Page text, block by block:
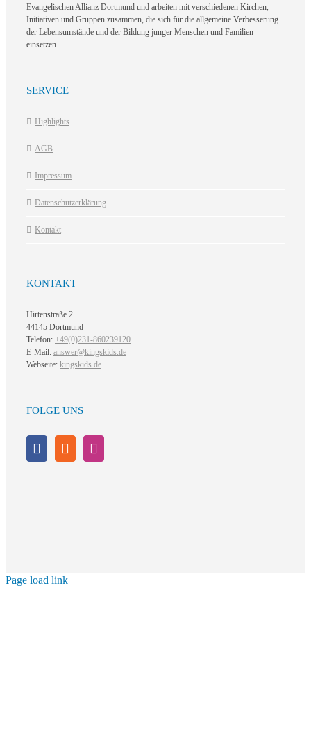
Evangelischen Allianz Dortmund und arbeiten mit verschiedenen Kirchen,
Initiativen und Gruppen zusammen, die sich für die allgemeine Verbesserung
der Lebensumstände und der Bildung junger Menschen und Familien
einsetzen.
SERVICE
Highlights
AGB
Impressum
Datenschutzerklärung
Kontakt
KONTAKT
Hirtenstraße 2
44145 Dortmund
Telefon: +49(0)231-860239120
E-Mail: answer@kingskids.de
Webseite: kingskids.de
FOLGE UNS
Page load link